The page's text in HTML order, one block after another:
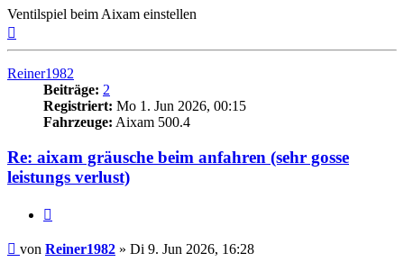
Ventilspiel beim Aixam einstellen
Reiner1982
Beiträge: 2
Registriert: Mo 1. Jun 2026, 00:15
Fahrzeuge: Aixam 500.4
Re: aixam gräusche beim anfahren (sehr gosse
leistungs verlust)
Beitrag
von Reiner1982 » Di 9. Jun 2026, 16:28